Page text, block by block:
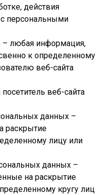
действия
персональными
любая информация,
к определенному
веб-сайта
веб-сайта
данных –
раскрытие
лицу или
данных –
на раскрытие
кругу лиц